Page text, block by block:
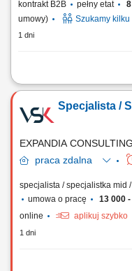
kontrakt B2B
pełny etat
umowy)
Szukamy
1 dni
Zakres obowiązków:
sprzedażowego, w tym
finansową. Stała
Specjalista /
EXPANDIA
praca zdalna
specjalista / specjalistka mid
umowa o pracę
13 000 -
online
aplikuj szybko
1 dni